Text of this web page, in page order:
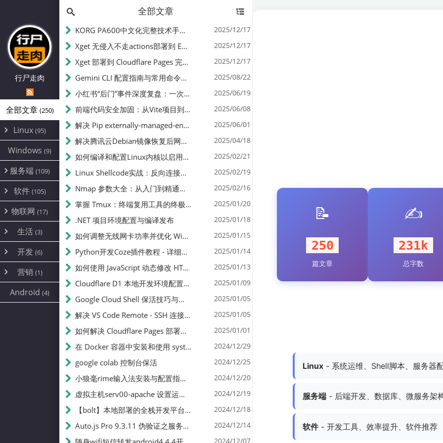
行尸走肉
全部文章 (250)
Linux (95)
Alpine
CentOS(17)
Debian(24)
ProxmoxVE
Ubuntu(7)
Windows (9)
服务端 (109)
环境配置
DD重装(3)
加速优化(34)
面板(12)
容器
游戏 (7)
饥荒(7)
云服务商(4)
WEB源码(6)
建站(5)
软件 (105)
安全(12)
办公(4)
图片 (2)
文件
系统 (35)
AI(10)
物联网 (17)
路由器
随身wifi(1)
mobile(14)
刷机
magisk
生活 (3)
线报
sim卡(1)
开发 (6)
编译
JavaScript(2)
python(2)
营销 (1)
公关(1)
SEO(1)
Android (4)
全部文章
KORG PA600中文化完整技术手册 - 从逆向到实现的全流程指南 2025/12/17
Xget 无侵入不走actions部署到 EdgeOne Pages 指南 2025/12/17
Xget 部署到 Cloudflare Pages 完整指南 - 无需修改源码的构建配置 2025/12/17
Gemini CLI 配置指南与常用命令中文翻译 | API Key、MCP、代理设置 2025/08/22
小红书“后门”事件深度复盘：一次沉默危机下的品牌、技术与流程三重考验 2025/06/19
前端代码安全加固：从Vite项目到纯静态页面的深度混淆技术备忘 2025/06/08
解决 Pip externally-managed-environment 错误：临时与永久绕过方案 2025/06/01
解决腾讯云Debian镜像恢复后网络不通问题 2025/04/18
如何编译和配置Linux内核以启用BBR2 | 内核编译教程 2025/02/21
Linux Shellcode实战：反向连接、持久化、免杀技术详解（MSF,Cobalt Strike）- 从原理到C加载器实现 2025/02/19
Nmap 参数大全：从入门到精通，掌握网络扫描的核心技巧 2025/02/16
掌握 Tmux：终端复用工具的终极指南 2025/01/20
.NET 项目环境配置与编译发布 2025/01/18
如何调整无线网卡功率并优化 Wifite 的功率设置 2025/01/15
Python开发Coze插件教程 - 详细步骤与注意事项 2025/01/14
如何使用 JavaScript 动态修改 HTML 中的权限文本 | 前端开发教程 2025/01/13
Cloudflare D1 本地开发环境配置指南 | CF Pages Local Development Guide 2025/01/09
Google Cloud Shell 保活技巧与配额时间查看方法 2025/01/05
解决 VS Code Remote - SSH 连接失败问题：从权限问题到成功启动 2025/01/05
如何解决 Cloudflare Pages 部署中的 API Token 权限问题 2025/01/01
在 Docker 容器中安装和使用 systemctl 的完整指南 2024/12/29
google colab 控制台保活 2024/12/25
小狼毫rime输入法安装与配置指南：从基础到高级自定义 2024/12/20
虚拟主机serv00-apache 设置运行目录 2024/12/19
【bolt】本地部署的全栈开发平台，支持本地及众多API，本地一键生成应用，部署教程 2024/12/18
Auto.js Pro 9.3.11 伪验证之服务器接口 Nginx 版 2024/12/14
2024/12/07
<
>
📝
250
篇文章
✍️
231k
总字数
Linux - 系统运维、Shell脚本、服务器
服务端 - 后端开发、数据库、微服务架
软件- 开发工具、效率提升、软件推荐